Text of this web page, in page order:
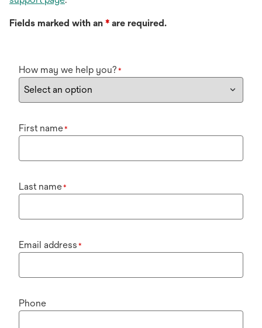
Fields marked with an * are required.
How may we help you? *
First name*
Last name*
Email address *
Phone